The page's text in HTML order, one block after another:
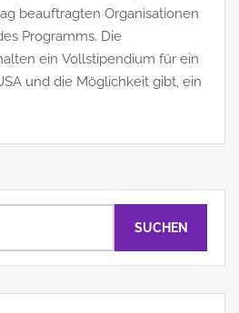
beauftragten Organisationen
Programms. Die
ein Vollstipendium für ein
und die Möglichkeit gibt, ein